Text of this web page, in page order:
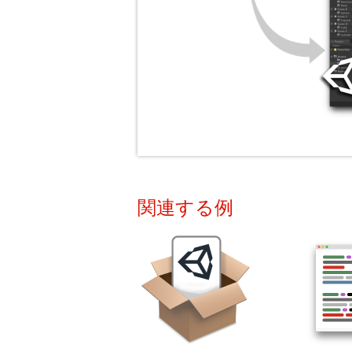
関連する例